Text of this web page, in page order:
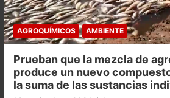
AGROQUÍMICOS AMBIENTE
Prueban que la mezcla de
produce un nuevo
la suma de las sustancias